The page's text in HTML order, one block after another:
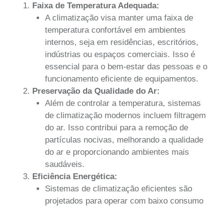
Faixa de Temperatura Adequada:
A climatização visa manter uma faixa de
temperatura confortável em ambientes
internos, seja em residências, escritórios,
indústrias ou espaços comerciais. Isso é
essencial para o bem-estar das pessoas e o
funcionamento eficiente de equipamentos.
Preservação da Qualidade do Ar:
Além de controlar a temperatura, sistemas
de climatização modernos incluem filtragem
do ar. Isso contribui para a remoção de
partículas nocivas, melhorando a qualidade
do ar e proporcionando ambientes mais
saudáveis.
Eficiência Energética:
Sistemas de climatização eficientes são
projetados para operar com baixo consumo